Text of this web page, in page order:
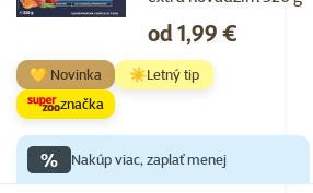
Cena
od 1,99 €
💛 Novinka
☀️Letný tip
značka
% Nakúp viac, zaplať menej